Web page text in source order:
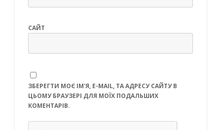
САЙТ
ЗБЕРЕГТИ МОЄ ІМ'Я, E-MAIL, ТА АДРЕСУ САЙТУ В
ЦЬОМУ БРАУЗЕРІ ДЛЯ МОЇХ ПОДАЛЬШИХ
КОМЕНТАРІВ.